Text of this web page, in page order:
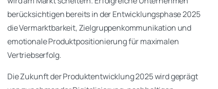
berücksichtigen bereits in der Entwicklungsphase 2025
die Vermarktbarkeit, Zielgruppenkommunikation und
emotionale Produktpositionierung für maximalen
Vertriebserfolg.
Die Zukunft der Produktentwicklung 2025 wird geprägt